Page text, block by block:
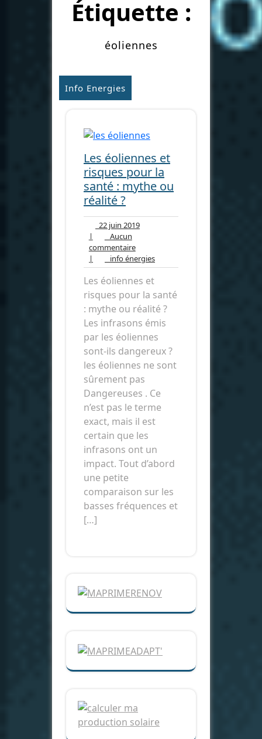
Étiquette :
éoliennes
Info Energies
Les éoliennes et
risques pour la
santé : mythe ou
réalité ?
22 juin 201922
|
Aucun
commentaireAucun
commentaire
| info énergiesinfo
énergies
Les éoliennes et
risques pour la santé
: mythe ou réalité ?
Les infrasons émis
par les éoliennes
sont-ils dangereux ?
les éoliennes ne sont
sûrement pas
Dangereuses . Ce
n’est pas le terme
exact, mais il est
certain que les
infrasons ont un
impact. Tout d’abord
une petite
comparaison sur les
basses fréquences et
[…]